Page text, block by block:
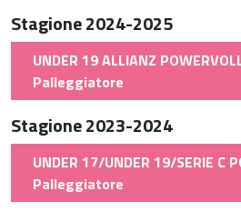
Stagione 2024-2025
UNDER 19 ALLIANZ
Palleggiatore
Stagione 2023-2024
UNDER 17/UNDER 19/SERIE C
Palleggiatore